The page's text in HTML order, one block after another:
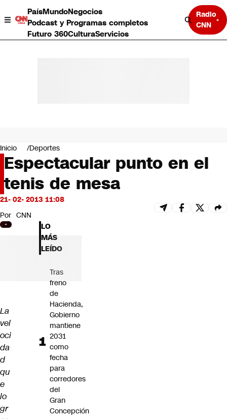
PaísMundoNegocios
Podcast y Programas completos
Futuro 360CulturaServicios
Radio
CNN
Negocios
Deportes
Programas completos
Cultura
Servicios
Bits
CNN Data
CNN tiempo
Futuro 360
Inicio Deportes
Espectacular punto en el
tenis de mesa
21- 02- 2013 11:08
Por CNN
La
vel
oci
da
d
qu
e
lo
gr
LO
MÁS
LEÍDO
Tras
freno
de
Hacienda,
Gobierno
mantiene
2031
como
fecha
para
corredores
del
Gran
Concepción